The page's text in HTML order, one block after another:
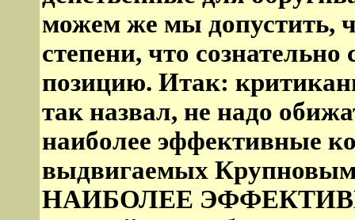
можем же мы допустить,
степени, что
позицию. Итак:
так назвал, не надо
наиболее эффективные
выдвигаемых
НАИБОЛЕЕ